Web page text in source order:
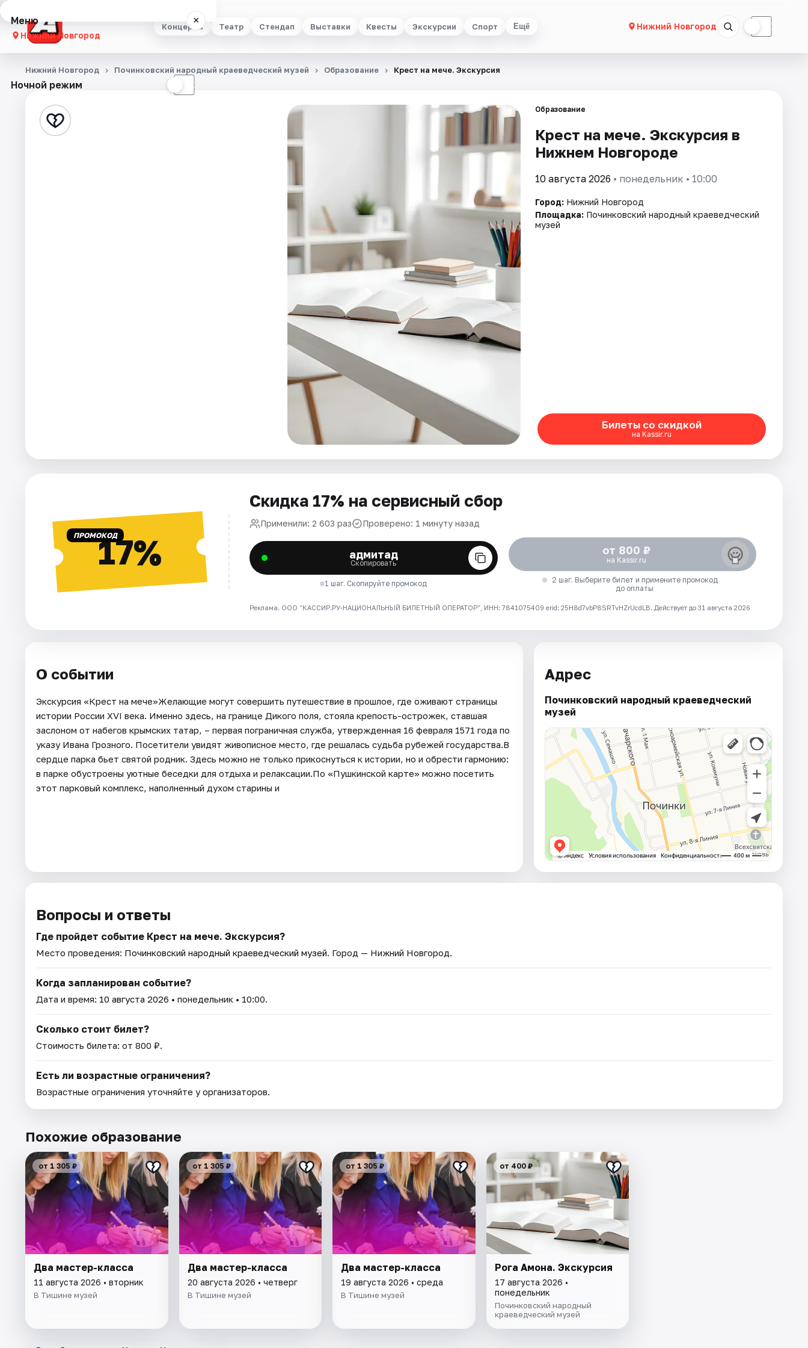
Концерты Театр Стендап Выставки Квесты Экскурсии Спорт Ещё Нижний Новгород ☾
Меню ×
Нижний Новгород
Концерты
Стендап
Ночной режим ☾
Нижний Новгород Починковский народный краеведческий музей Образование Крест на мече. Экскурсия
Образование
Крест на мече. Экскурсия в
Нижнем Новгороде
10 августа 2026 • понедельник • 10:00
Город: Нижний Новгород
Площадка: Починковский народный краеведческий
музей
Билеты со скидкой
на Kassir.ru
ПРОМОКОД17%
Скидка 17% на сервисный сбор
Применили: 2 603 раз Проверено: 1 минуту назад
адмитад
Скопировать
1 шаг. Скопируйте промокод
от 800 ₽
на Kassir.ru
2 шаг. Выберите билет и примените промокод
до оплаты
Реклама. ООО "КАССИР.РУ-НАЦИОНАЛЬНЫЙ БИЛЕТНЫЙ ОПЕРАТОР", ИНН: 7841075409 erid: 25H8d7vbP8SRTvHZrUcdLB. Действует до 31 августа 2026
О событии
Экскурсия «Крест на мече»Желающие могут совершить путешествие в прошлое, где оживают страницы
истории России XVI века. Именно здесь, на границе Дикого поля, стояла крепость-острожек, ставшая
заслоном от набегов крымских татар, – первая пограничная служба, утвержденная 16 февраля 1571 года по
указу Ивана Грозного. Посетители увидят живописное место, где решалась судьба рубежей государства.В
сердце парка бьет святой родник. Здесь можно не только прикоснуться к истории, но и обрести гармонию:
в парке обустроены уютные беседки для отдыха и релаксации.По «Пушкинской карте» можно посетить
этот парковый комплекс, наполненный духом старины и
Адрес
Починковский народный краеведческий
музей
Вопросы и ответы
Где пройдет событие Крест на мече. Экскурсия?
Место проведения: Починковский народный краеведческий музей. Город — Нижний Новгород.
Когда запланирован событие?
Дата и время: 10 августа 2026 • понедельник • 10:00.
Сколько стоит билет?
Стоимость билета: от 800 ₽.
Есть ли возрастные ограничения?
Возрастные ограничения уточняйте у организаторов.
Похожие образование
от 1 305 ₽
Два мастер-класса
11 августа 2026 • вторник
В Тишине музей
от 1 305 ₽
Два мастер-класса
20 августа 2026 • четверг
В Тишине музей
от 1 305 ₽
Два мастер-класса
19 августа 2026 • среда
В Тишине музей
от 400 ₽
Рога Амона. Экскурсия
17 августа 2026 •
понедельник
Починковский народный
краеведческий музей